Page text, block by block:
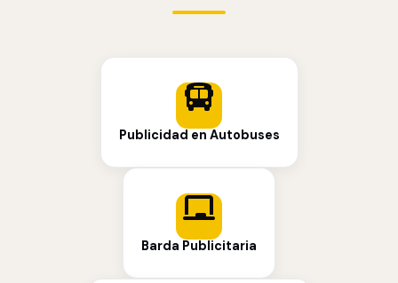
Publicidad en Autobuses
Barda Publicitaria